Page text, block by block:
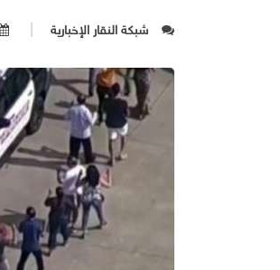
شبكة النقار الإخبارية